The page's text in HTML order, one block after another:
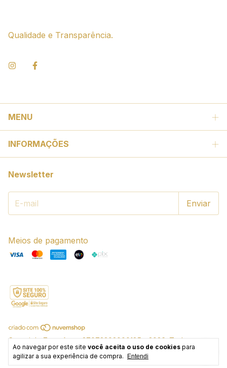
Ao navegar por este site você aceita o uso de cookies para
agilizar a sua experiência de compra.
Entendi
Qualidade e Transparência.
MENU
INFORMAÇÕES
Newsletter
Meios de pagamento
Copyright Zenz Arts - 37072302000185 - 2026. Todos os
direitos reservados.